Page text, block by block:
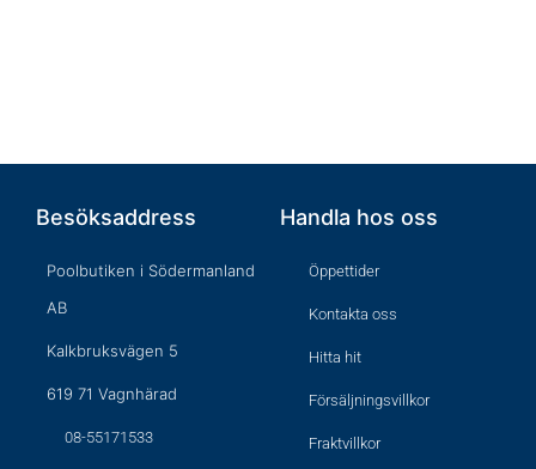
Besöksaddress
Poolbutiken i Södermanland
AB
Kalkbruksvägen 5
619 71 Vagnhärad
08-55171533
Handla hos oss
Öppettider
Kontakta oss
Hitta hit
Försäljningsvillkor
Fraktvillkor